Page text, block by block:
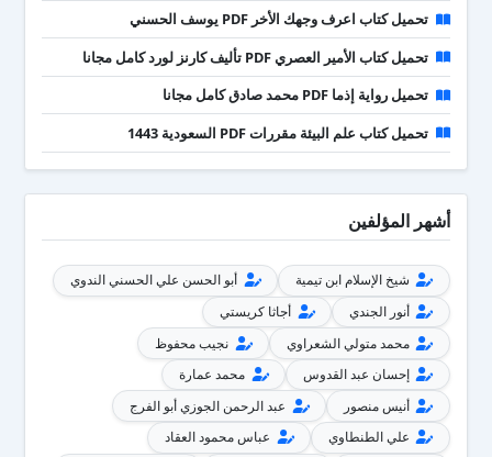
تحميل كتاب اعرف وجهك الأخر PDF يوسف الحسني
تحميل كتاب الأمير العصري PDF تأليف كارنز لورد كامل مجانا
تحميل رواية إذما PDF محمد صادق كامل مجانا
تحميل كتاب علم البيئة مقررات PDF السعودية 1443
أشهر المؤلفين
شيخ الإسلام ابن تيمية
أبو الحسن علي الحسني الندوي
أنور الجندي
أجاثا كريستي
محمد متولي الشعراوي
نجيب محفوظ
إحسان عبد القدوس
محمد عمارة
أنيس منصور
عبد الرحمن الجوزي أبو الفرج
علي الطنطاوي
عباس محمود العقاد